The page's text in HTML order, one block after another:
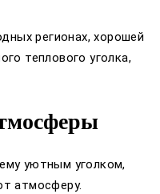
регионах, хорошей
теплового уголка,
уютным уголком,
атмосферу.